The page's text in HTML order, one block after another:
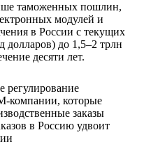
таможенных пошлин,
модулей и
в России с текущих
до 1,5–2 трлн
десяти лет.
регулирование
компании, которые
заказы
в Россию удвоит